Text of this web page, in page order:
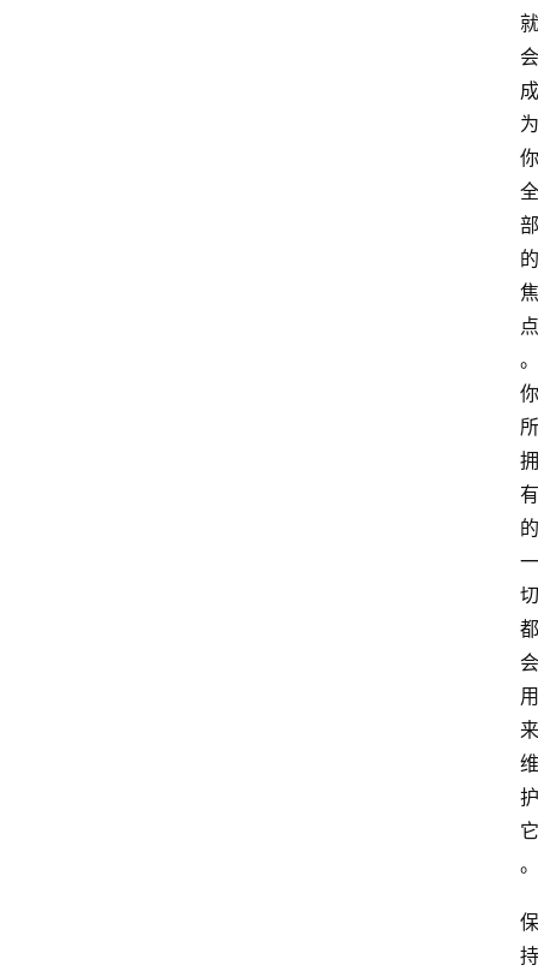
就
会
成
为
你
全
部
的
焦
点
。
你
所
拥
有
的
一
切
都
会
用
来
维
护
它
。
保
持